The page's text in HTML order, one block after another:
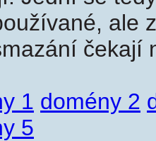
ale
čekají
1 domény 2
5